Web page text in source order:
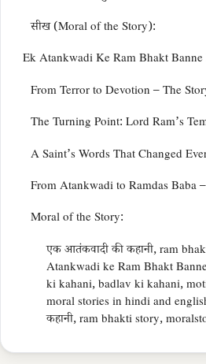
सीख (Moral of the Story):
Ek Atankwadi Ke Ram Bhakt
From Terror to Devotion – The
The Turning Point: Lord Ram’s
A Saint’s Words That Changed
From Atankwadi to Ramdas Baba
Moral of the Story:
एक आतंकवादी की कहानी, ram
Atankwadi ke Ram Bhakt
ki kahani, badlav ki kahani,
moral stories in hindi and
कहानी, ram bhakti story,